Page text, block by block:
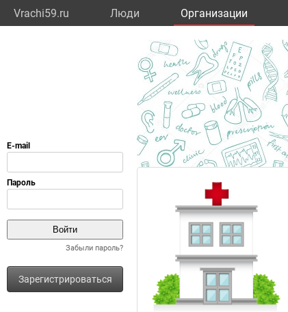
Vrachi59.ru Люди Организации
Забыли пароль?
Зарегистрироваться